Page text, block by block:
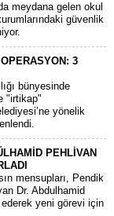
meydana gelen okul
güvenlik
3
bünyesinde
"irtikap"
yönelik
PEHLİVAN
mensupları, Pendik
Dr. Abdulhamid
ederek yeni görevi için